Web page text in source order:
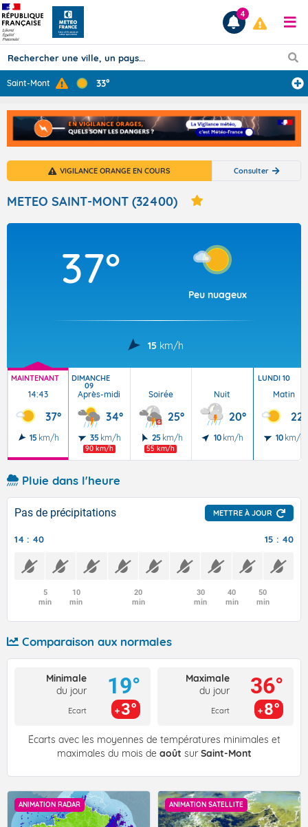
Prévisions
TOUS LES RÉSULTATS
Articles
4
Saint-Mont 33°
VIGILANCE ORANGE EN COURS Consulter
METEO SAINT-MONT (32400)
37°
Peu nuageux
15 km/h
MAINTENANT
14:43
37°
15 km/h
DIMANCHE
09
Après-midi
34°
35 km/h
90 km/h
Soirée
25°
25 km/h
55 km/h
Nuit
20°
10 km/h
LUNDI 10
Matin
22°
10 km/h
Pluie dans l'heure
Pas de précipitations METTRE À JOUR
14 : 40 15 : 40
5
min
10
min
20
min
30
min
40
min
50
min
Comparaison aux normales
Minimale
du jour
Ecart
19°
3°
Maximale
du jour
Ecart
36°
8°
Écarts avec les moyennes de températures minimales et
maximales du mois de août sur Saint-Mont
ANIMATION RADAR ANIMATION SATELLITE